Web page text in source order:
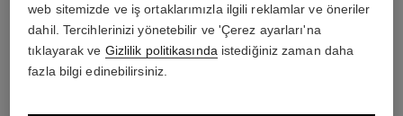
Toplamı 0.34 carat 25 adet yuvarlak kesim pırlanta
Her bir tasarımın özellikleri kendine özgüdür**
web sitemizde ve iş ortaklarımızla ilgili reklamlar ve öneriler
dahil. Tercihlerinizi yönetebilir ve 'Çerez ayarları'na
tıklayarak ve Gizlilik politikasında istediğiniz zaman daha
fazla bilgi edinebilirsiniz.